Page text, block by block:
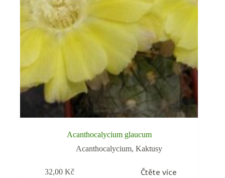
Acanthocalycium glaucum
Acanthocalycium,Kaktusy
32,00Kč Čtěte více